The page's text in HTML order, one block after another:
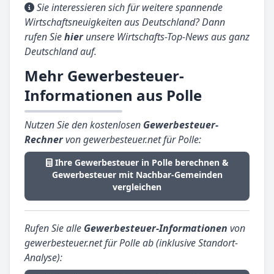
Sie interessieren sich für weitere spannende
Wirtschaftsneuigkeiten aus Deutschland? Dann
rufen Siehierunsere Wirtschafts-Top-News aus ganz
Deutschland auf.
Mehr Gewerbesteuer-
Informationen aus Polle
Nutzen Sie den kostenlosen Gewerbesteuer-
Rechnervon gewerbesteuer.net für Polle:
Ihre Gewerbesteuer in Polle berechnen &
Gewerbesteuer mit Nachbar-Gemeinden
vergleichen
Rufen Sie alle Gewerbesteuer-Informationen von
gewerbesteuer.net für Polle ab (inklusive Standort-
Analyse):